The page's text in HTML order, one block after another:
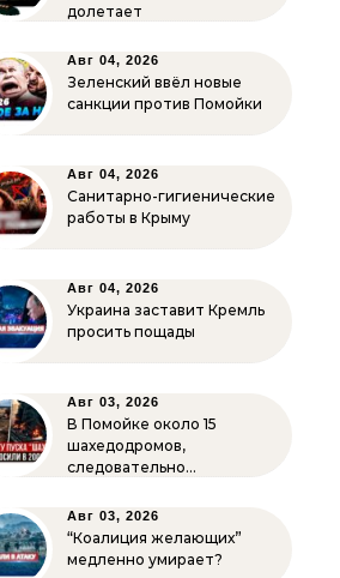
долетает
Авг 04, 2026
Зеленский ввёл новые
санкции против Помойки
Авг 04, 2026
Санитарно-гигиенические
работы в Крыму
Авг 04, 2026
Украина заставит Кремль
просить пощады
Авг 03, 2026
В Помойке около 15
шахедодромов,
следовательно…
Авг 03, 2026
“Коалиция желающих”
медленно умирает?